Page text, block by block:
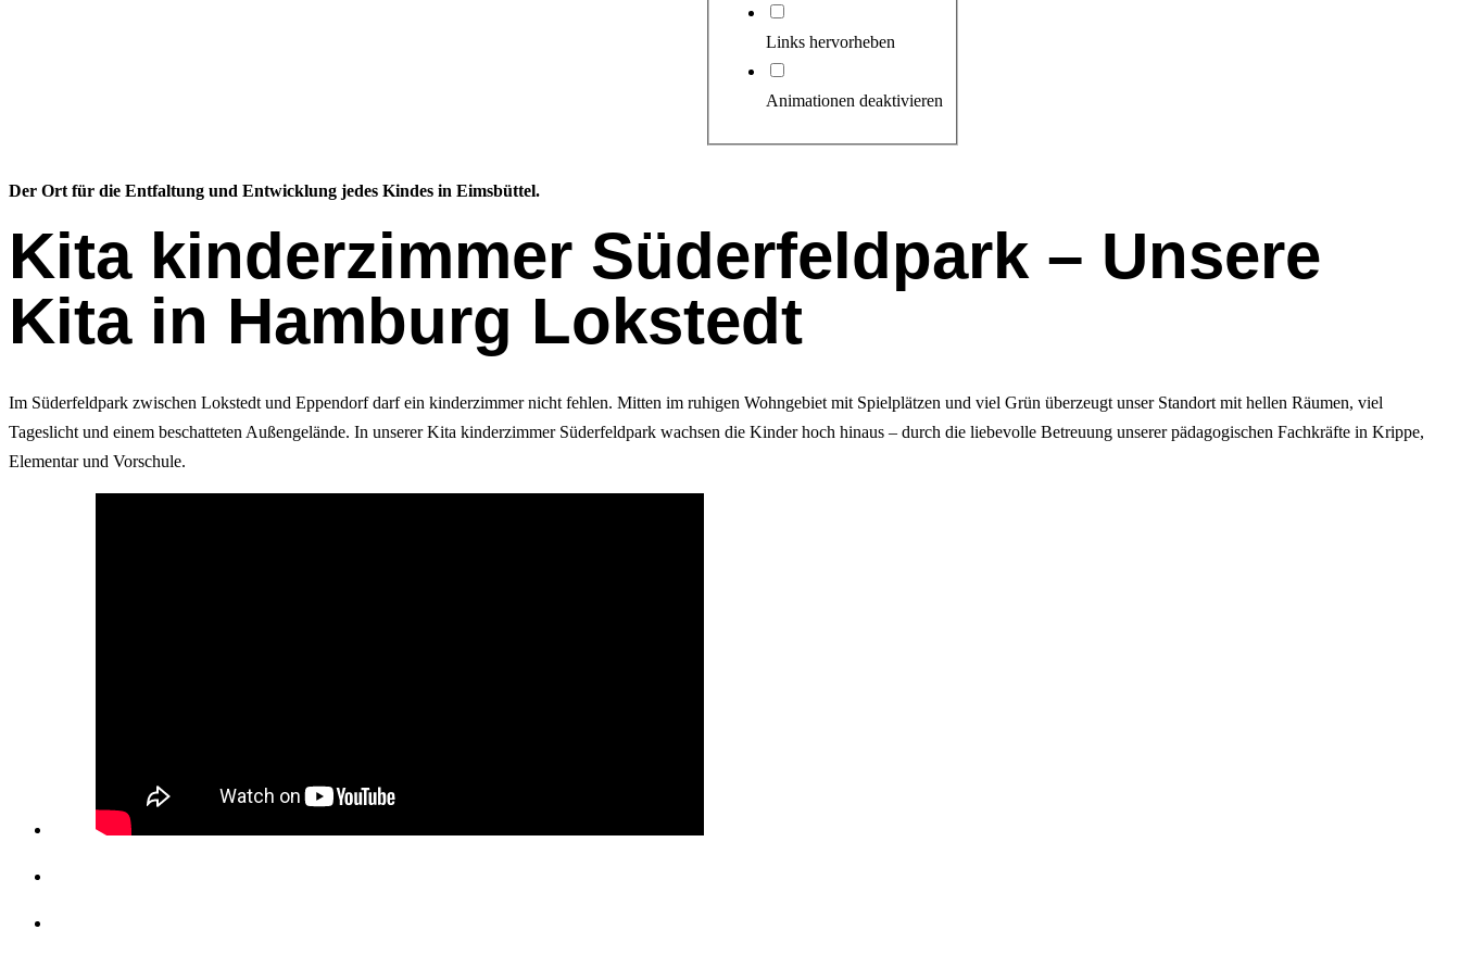
Links hervorheben
Animationen deaktivieren
Der Ort für die Entfaltung und Entwicklung jedes Kindes in Eimsbüttel.
Kita kinderzimmer Süderfeldpark – Unsere
Kita in Hamburg Lokstedt
Im Süderfeldpark zwischen Lokstedt und Eppendorf darf ein kinderzimmer nicht fehlen. Mitten im ruhigen Wohngebiet mit Spielplätzen und viel Grün überzeugt unser Standort mit hellen Räumen, viel
Tageslicht und einem beschatteten Außengelände. In unserer Kita kinderzimmer Süderfeldpark wachsen die Kinder hoch hinaus – durch die liebevolle Betreuung unserer pädagogischen Fachkräfte in Krippe,
Elementar und Vorschule.